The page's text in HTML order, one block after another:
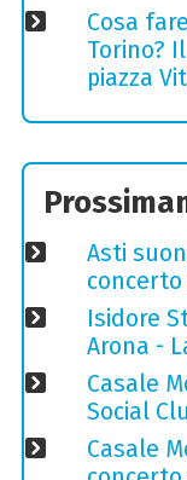
Cosa
Torino?
piazza
Asti
Isidore
Arona -
Casale
Social
Casale